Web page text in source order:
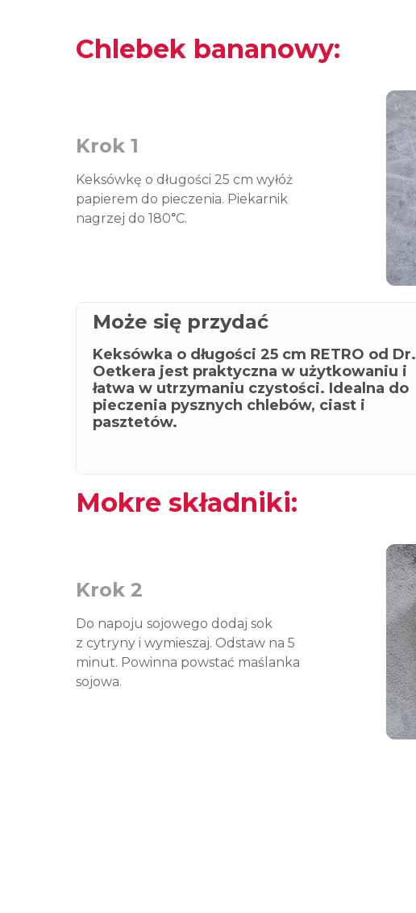
Chlebek bananowy:
Krok 1
Keksówkę o długości 25 cm wyłóż
papierem do pieczenia. Piekarnik
nagrzej do 180°C.
Może się przydać
Keksówka o długości 25 cm RETRO od Dr.
Oetkera jest praktyczna w użytkowaniu i
łatwa w utrzymaniu czystości. Idealna do
pieczenia pysznych chlebów, ciast i
pasztetów.
Mokre składniki:
Krok 2
Do napoju sojowego dodaj sok
z cytryny i wymieszaj. Odstaw na 5
minut. Powinna powstać maślanka
sojowa.